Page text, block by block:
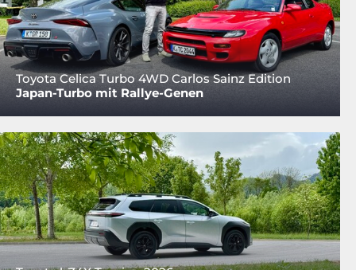
Toyota Celica Turbo 4WD Carlos Sainz Edition
Japan-Turbo mit Rallye-Genen